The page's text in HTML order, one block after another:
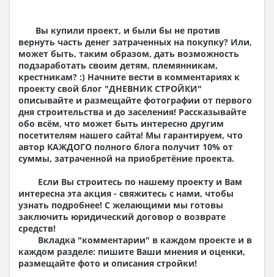
Поэтажные кладочные планы
Поэтажные маркировочные планы с
экспликацией помещений
План кровли
Разрезы и состав конструкций
Фасады с ведомостью внешних отделок
Элементы проемов – спецификация
Ведомость перемычек – сечения и
спецификация
Экспликация полов
Объемы основных строительных материалов
Архитектурные узлы в конструкциях
Общие данные по проекту
Схемы расположения и расчеты фундаментов
Элементы каркаса – схемы расположения
Схема расположения перекрытий
Опоры перекрытия на стены или Узлы
армирования
Элементы кровли – схемы расположения
Чертежи отдельных элементов, узлы
Вы купили проект, и были бы не против
вернуть часть денег затраченных на покупку? Или,
может быть, таким образом, дать возможность
подзаработать своим детям, племянникам,
крестникам? :) Начните вести в комментариях к
проекту свой блог "ДНЕВНИК СТРОЙКИ"
описывайте и размещайте фотографии от первого
дня строительства и до заселения! Рассказывайте
обо всём, что может быть интересно другим
посетителям нашего сайта! Мы гарантируем, что
автор КАЖДОГО полного блога получит 10% от
суммы, затраченной на приобретёние проекта.
Если Вы строитесь по нашему проекту и Вам
интересна эта акция - свяжитесь с нами, чтобы
узнать подробнее! С желающими мы готовы
заключить юридический договор о возврате
средств!
Вкладка "комментарии" в каждом проекте и в
каждом разделе: пишите Ваши мнения и оценки,
размещайте фото и описания стройки!